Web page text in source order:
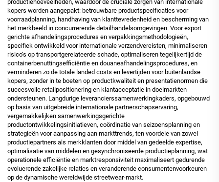
productiehoeveelheden, waardoor de cruciale zorgen van internationale
kopers worden aangepakt: betrouwbare productspecificaties voor
voorraadplanning, handhaving van klanttevredenheid en bescherming van
het merkbeeld in concurrerende detailhandelsomgevingen. Voor export
gerichte afhandelingsprocedures en verpakkingsmethodologieën,
specifiek ontwikkeld voor internationale verzendvereisten, minimaliseren
risico’s op transportgerelateerde schade, optimaliseren tegelijkertijd de
containerbenuttingsefficiëntie en douaneafhandelingsprocedures, en
verminderen zo de totale landed costs en levertijden voor buitenlandse
kopers, zonder in te boeten op productkwaliteit en presentatienormen die
succesvolle retailpositionering en klantacceptatie in doelmarkten
ondersteunen. Langdurige leverancierssamenwerkingkaders, opgebouwd
op basis van uitgebreide internationale partnerschapservaring,
vergemakkelijken samenwerkingsgerichte
productontwikkelingsinitiatieven, coördinatie van seizoensplanning en
strategieën voor aanpassing aan markttrends, ten voordele van zowel
productiepartners als merkklanten door middel van gedeelde expertise,
optimalisatie van middelen en gesynchroniseerde productieplanning, wat
operationele efficiëntie en marktresponsiviteit maximaliseert gedurende
evoluerende zakelijke relaties en veranderende consumentenvoorkeuren
op de dynamische wereldwijde streetwear-markt.